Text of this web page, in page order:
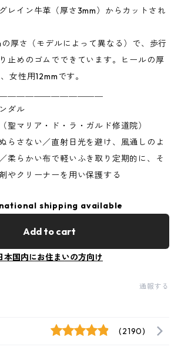
レイン牛革（厚さ3mm）からカットされ
厚さ（モデルによって異なる）で、歩行
止めのゴムでできています。ヒールの厚
女性用12mmです。
ダル
聖マリア・ド・ラ・ガルド修道院）
らさない／直射日光を避け、風通しのよ
柔らかい布で軽いふき取り定期的に、そ
やクリーナーを用い保護する
shipping available
Add to cart
本国内にお住まいの方向け
通報する
(2190)